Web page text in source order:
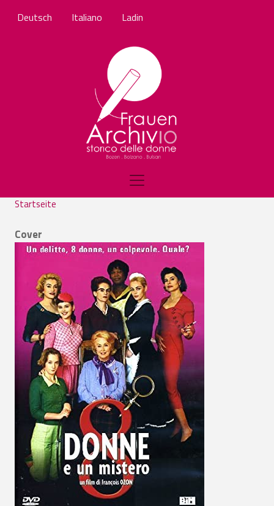
Deutsch Italiano Ladin
Startseite
Cover